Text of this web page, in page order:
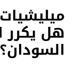
هل يكرر
السودان؟